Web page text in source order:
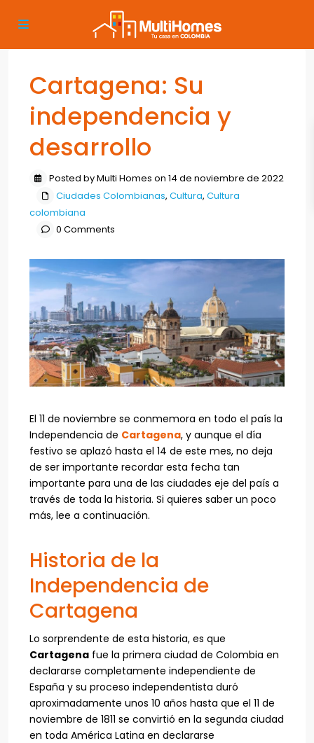
Cartagena: Su
independencia y
desarrollo
Posted by Multi Homes on 14 de noviembre de 2022
Ciudades Colombianas, Cultura, Cultura
colombiana
0 Comments
El 11 de noviembre se conmemora en todo el país la
Independencia de Cartagena, y aunque el día
festivo se aplazó hasta el 14 de este mes, no deja
de ser importante recordar esta fecha tan
importante para una de las ciudades eje del país a
través de toda la historia. Si quieres saber un poco
más, lee a continuación.
Historia de la
Independencia de
Cartagena
Lo sorprendente de esta historia, es que
Cartagena fue la primera ciudad de Colombia en
declararse completamente independiente de
España y su proceso independentista duró
aproximadamente unos 10 años hasta que el 11 de
noviembre de 1811 se convirtió en la segunda ciudad
en toda América Latina en declararse